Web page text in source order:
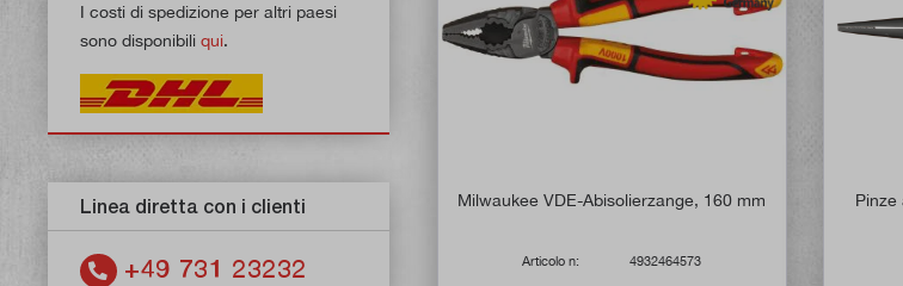
I costi di spedizione per altri paesi
sono disponibili qui.
Linea diretta con i clienti
+49 731 23232
Milwaukee VDE-Abisolierzange, 160 mm
Articolo n: 4932464573
Pinze